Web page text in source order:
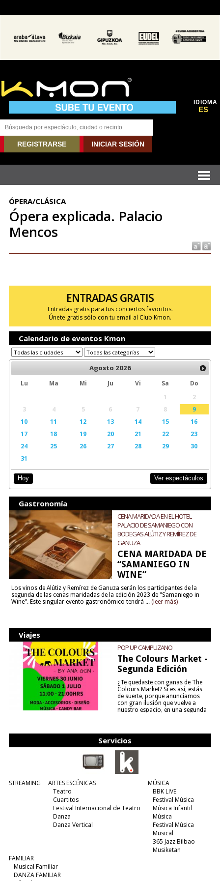
IDIOMA
ES
REGISTRARSE INICIAR SESIÓN
ÓPERA/CLÁSICA
Ópera explicada. Palacio
Mencos
ENTRADAS GRATIS
Entradas gratis para tus conciertos favoritos.
Únete gratis sólo con tu email al Club Kmon.
Calendario de eventos Kmon
Agosto 2026
Lu Ma Mi Ju Vi Sa
Do
1
2
3
4 5 6 7 8
9
10
11 12 13 14 15
16
17
18 19 20 21 22
23
24
25 26 27 28 29
30
31
Hoy Ver espectáculos
Gastronomía
CENA MARIDADA EN EL HOTEL
PALACIO DE SAMANIEGO CON
BODEGAS ALÚTIZ Y REMÍREZ DE
GANUZA
CENA MARIDADA DE
“SAMANIEGO IN
WINE”
Los vinos de Alútiz y Remírez de Ganuza serán los participantes de la
segunda de las cenas maridadas de la edición 2023 de "Samaniego in
Wine". Este singular evento gastronómico tendrá ... (leer más)
Viajes
POP UP CAMPUZANO
The Colours Market -
Segunda Edición
¿Te quedaste con ganas de The
Colours Market? Si es así, estás
de suerte, porque anunciamos
con gran ilusión que vuelve a
nuestro espacio, en una segunda
Servicios
STREAMING
ARTES ESCÉNICAS
Teatro
Cuartitos
Festival Internacional de Teatro
Danza
Danza Vertical
MÚSICA
BBK LIVE
Festival Música
Música Infantil
Música
Festival Música
Musical
365 Jazz Bilbao
Musiketan
FAMILIAR
Musical Familiar
DANZA FAMILIAR